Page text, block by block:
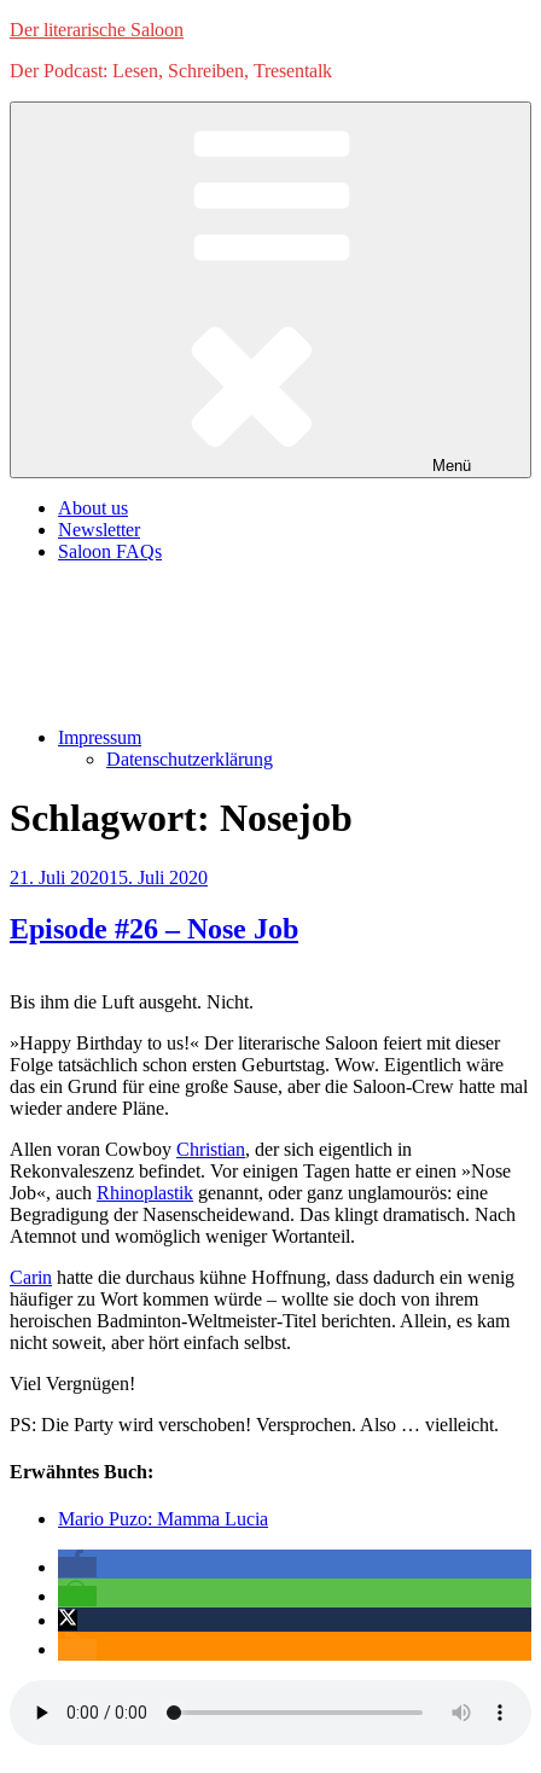
Zum
springen
Der literarische Saloon
Der Podcast: Lesen, Schreiben, Tresentalk
Menü
About us
Newsletter
Saloon FAQs
Impressum
Datenschutzerklärung
Schlagwort: Nosejob
Veröffentlicht
21. Juli 202015. Juli 2020
Episode #26 – Nose Job
Bis ihm die Luft ausgeht. Nicht.
»Happy Birthday to us!« Der literarische Saloon feiert mit dieser
Folge tatsächlich schon ersten Geburtstag. Wow. Eigentlich wäre
das ein Grund für eine große Sause, aber die Saloon-Crew hatte mal
wieder andere Pläne.
Allen voran Cowboy Christian, der sich eigentlich in
Rekonvaleszenz befindet. Vor einigen Tagen hatte er einen »Nose
Job«, auch Rhinoplastik genannt, oder ganz unglamourös: eine
Begradigung der Nasenscheidewand. Das klingt dramatisch. Nach
Atemnot und womöglich weniger Wortanteil.
Carin hatte die durchaus kühne Hoffnung, dass dadurch ein wenig
häufiger zu Wort kommen würde – wollte sie doch von ihrem
heroischen Badminton-Weltmeister-Titel berichten. Allein, es kam
nicht soweit, aber hört einfach selbst.
Viel Vergnügen!
PS: Die Party wird verschoben! Versprochen. Also … vielleicht.
Erwähntes Buch:
Mario Puzo: Mamma Lucia